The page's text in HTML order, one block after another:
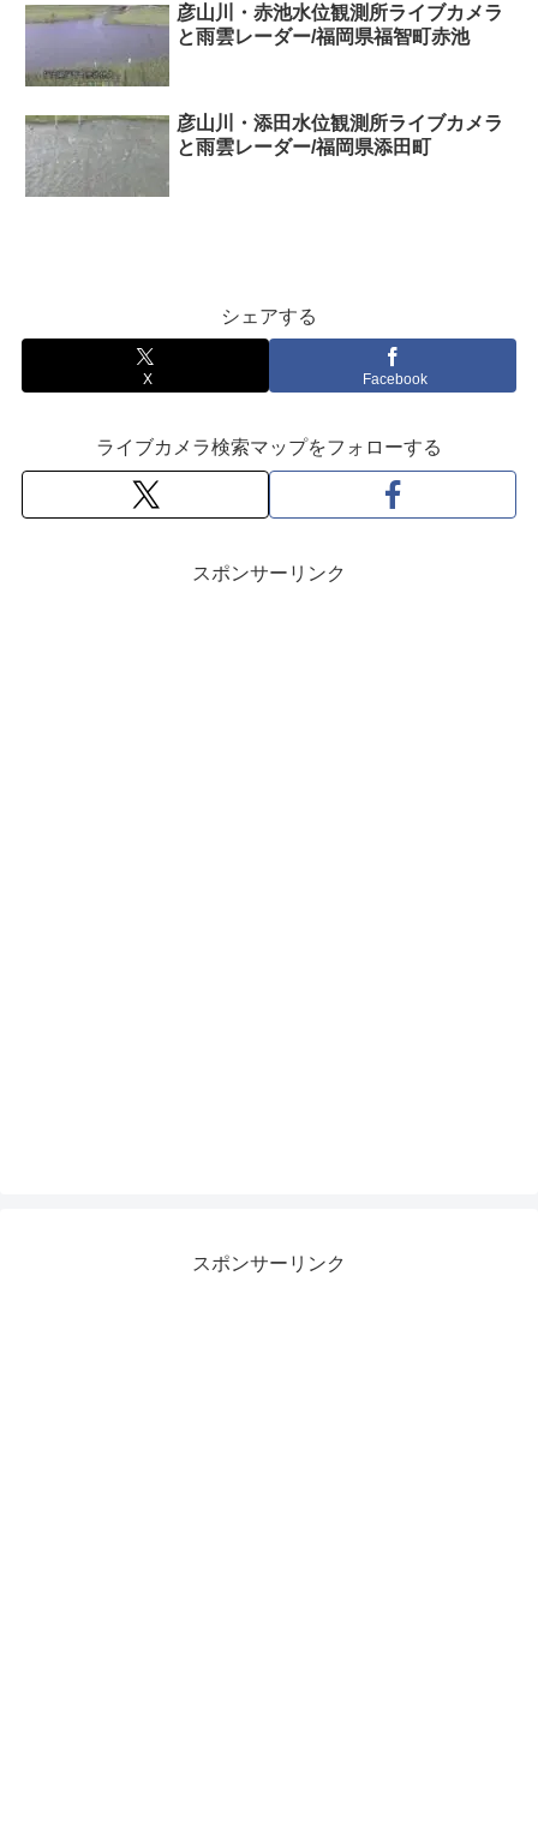
彦山川・赤池水位観測所ライブカメラ
と雨雲レーダー/福岡県福智町赤池
彦山川・添田水位観測所ライブカメラ
と雨雲レーダー/福岡県添田町
シェアする
X Facebook
ライブカメラ検索マップをフォローする
スポンサーリンク
スポンサーリンク